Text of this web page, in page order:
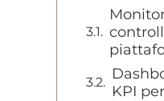
KPI